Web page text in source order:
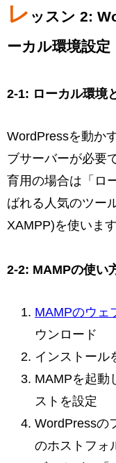
レ ッスン 2:
ーカル環境設定
2-1: ローカル環境
WordPressを動か
ブサーバーが必要
育用の場合は「ロ
ばれる人気のツー
XAMPP)を使います
2-2: MAMPの使い
MAMPのウェ
ウンロード
インストール
MAMPを起動
ストを設定
WordPressの
のホストフォ